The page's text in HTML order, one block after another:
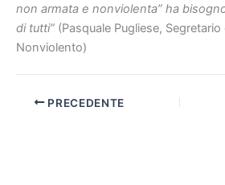
non armata e nonviolenta” ha
di tutti” (Pasquale Pugliese,
Nonviolento)
PRECEDENTE